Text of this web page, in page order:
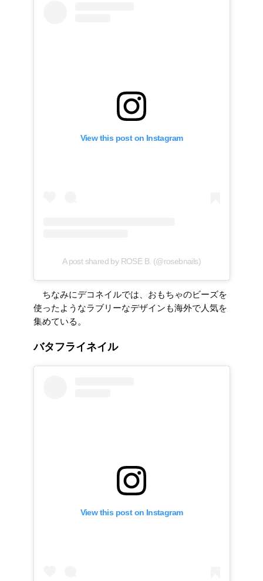
View this post on Instagram
A post shared by ROSE B. (@rosebnails)
ちなみにデコネイルでは、おもちゃのビーズを
使ったようなラブリーなデザインも海外で人気を
集めている。
バタフライネイル
View this post on Instagram